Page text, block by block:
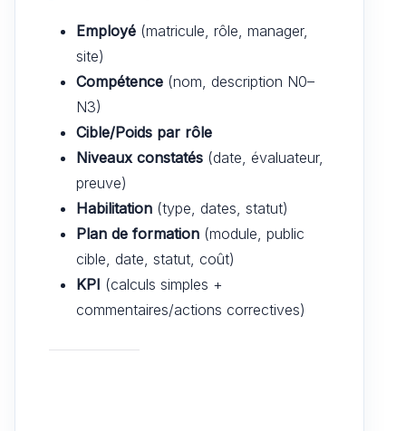
Employé (matricule, rôle, manager,
site)
Compétence (nom, description N0–
N3)
Cible/Poids par rôle
Niveaux constatés (date, évaluateur,
preuve)
Habilitation (type, dates, statut)
Plan de formation (module, public
cible, date, statut, coût)
KPI (calculs simples +
commentaires/actions correctives)